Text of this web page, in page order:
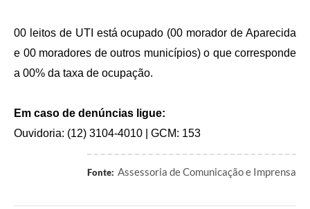
00 leitos de UTI está ocupado (00 morador de Aparecida
e 00 moradores de outros municípios) o que corresponde
a 00% da taxa de ocupação.
Em caso de denúncias ligue:
Ouvidoria: (12) 3104-4010 | GCM: 153
Fonte: Assessoria de Comunicação e Imprensa